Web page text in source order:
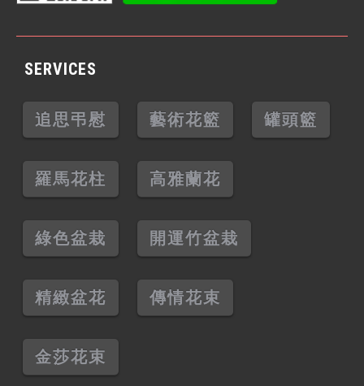
SERVICES
追思弔慰 藝術花籃 罐頭籃
羅馬花柱 高雅蘭花
綠色盆栽 開運竹盆栽
精緻盆花 傳情花束
金莎花束